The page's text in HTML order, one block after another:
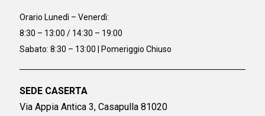
Orario Lunedì – Venerdì:
8:30 – 13:00 / 14:30 – 19:00
Sabato: 8:30 – 13:00 | Pomeriggio Chiuso
SEDE CASERTA
Via Appia Antica 3, Casapulla 81020